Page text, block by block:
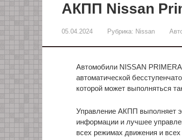
АКПП Nissan
05.04.2024 Рубрика: Nissan
Автомобили NISSAN
автоматической
которой может выполняться
Управление АКПП выполняет
информации и лучшее
всех режимах движения и всех